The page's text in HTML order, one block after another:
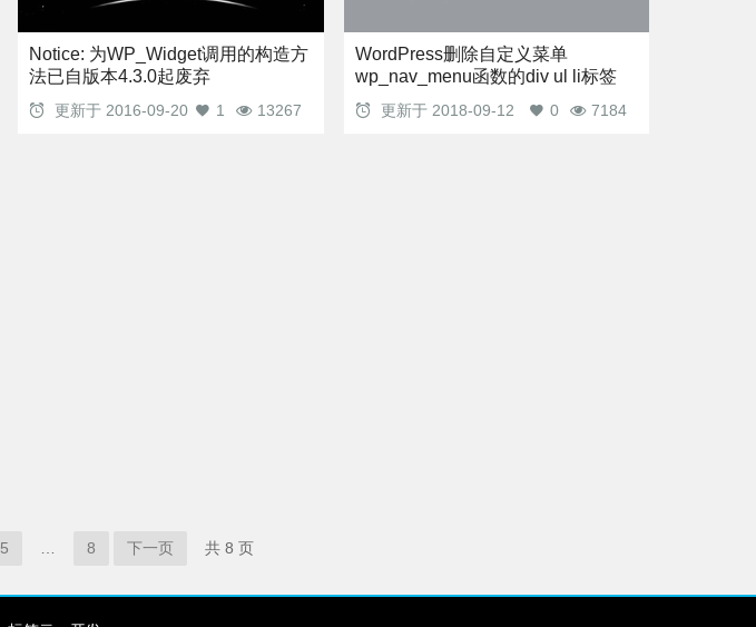
Notice: 为WP_Widget调用的构造方
法已自版本4.3.0起废弃
更新于 2016-09-20 13267
1
WordPress删除自定义菜单
wp_nav_menu函数的div ul li标签
更新于 2018-09-12 7184
0
5 8 下一页 共 8 页